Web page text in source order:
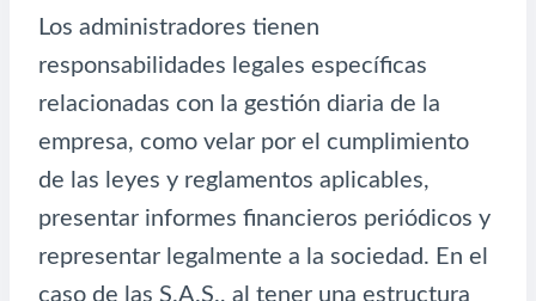
Los administradores tienen
responsabilidades legales específicas
relacionadas con la gestión diaria de la
empresa, como velar por el cumplimiento
de las leyes y reglamentos aplicables,
presentar informes financieros periódicos y
representar legalmente a la sociedad. En el
caso de las S.A.S., al tener una estructura